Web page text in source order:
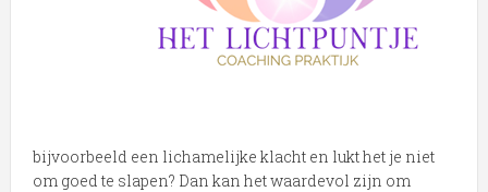
bijvoorbeeld een lichamelijke klacht en lukt het je niet
om goed te slapen? Dan kan het waardevol zijn om